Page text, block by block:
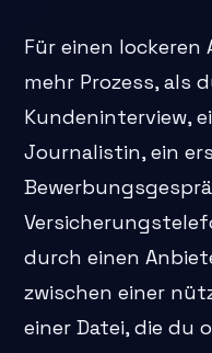
Für einen
mehr Prozess, als
Kundeninterview,
Journalistin, ein
durch einen
zwischen einer
einer Datei, die du